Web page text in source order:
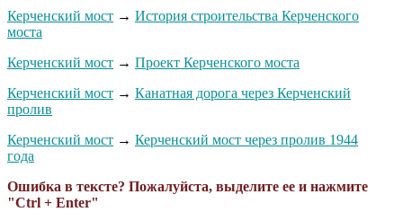
Керченский мост → История строительства Керченского
моста
Керченский мост → Проект Керченского моста
Керченский мост → Канатная дорога через Керченский
пролив
Керченский мост → Керченский мост через пролив 1944
года
Ошибка в тексте? Пожалуйста, выделите ее и нажмите
"Ctrl + Enter"